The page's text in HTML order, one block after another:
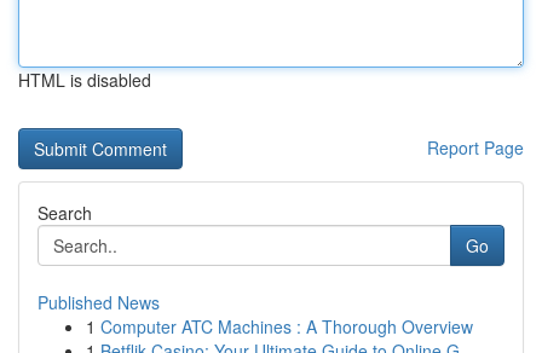
HTML is disabled
Report Page
Search
Go
Published News
1 Computer ATC Machines : A Thorough Overview